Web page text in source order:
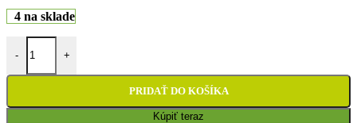
4 na sklade
-
množstvo Púzdro predných tlmičov Babetta 210 - dolné
+
PRIDAŤ DO KOŠÍKA
Kúpiť teraz